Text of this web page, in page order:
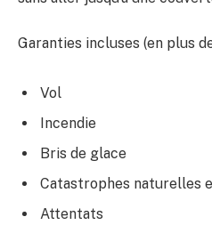
Garanties incluses (en plus
Vol
Incendie
Bris de glace
Catastrophes naturelles
Attentats